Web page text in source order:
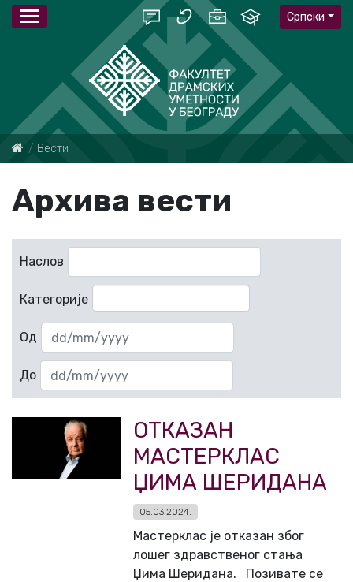
Српски
Вести
Архива вести
Наслов
Категорије
Од
До
ОТКАЗАН
МАСТЕРКЛАС
ЏИМА ШЕРИДАНА
05.03.2024.
Мастерклас је отказан због
лошег здравственог стања
Џима Шеридана. Позивате се